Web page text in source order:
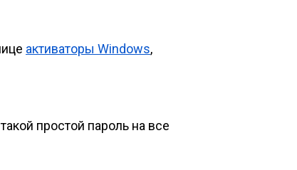
активаторы Windows,
простой пароль на все